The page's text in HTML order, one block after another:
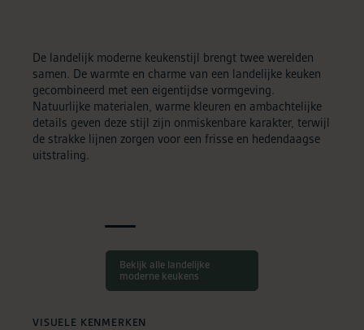
De landelijk moderne keukenstijl brengt twee werelden
samen. De warmte en charme van een landelijke keuken
gecombineerd met een eigentijdse vormgeving.
Natuurlijke materialen, warme kleuren en ambachtelijke
details geven deze stijl zijn onmiskenbare karakter, terwijl
de strakke lijnen zorgen voor een frisse en hedendaagse
uitstraling.
Royaal koken in
Bekijk alle landelijke
moderne keukens
VISUELE KENMERKEN